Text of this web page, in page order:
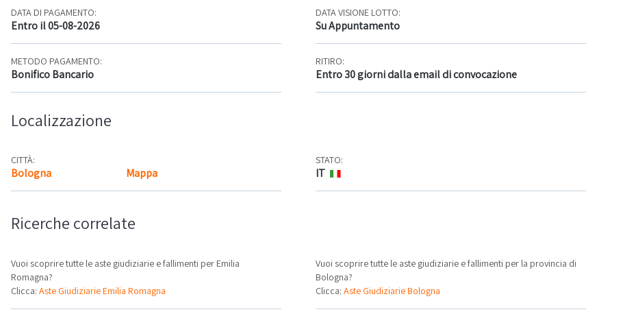
DATA DI PAGAMENTO:
Entro il 05-08-2026
DATA VISIONE LOTTO:
Su Appuntamento
METODO PAGAMENTO:
Bonifico Bancario
RITIRO:
Entro 30 giorni dalla email di convocazione
Localizzazione
CITTÀ:
Bologna Mappa
STATO:
IT
Ricerche correlate
Vuoi scoprire tutte le aste giudiziarie e fallimenti per Emilia
Romagna?
Clicca: Aste Giudiziarie Emilia Romagna
Vuoi scoprire tutte le aste giudiziarie e fallimenti per la provincia di
Bologna?
Clicca:Aste Giudiziarie Bologna